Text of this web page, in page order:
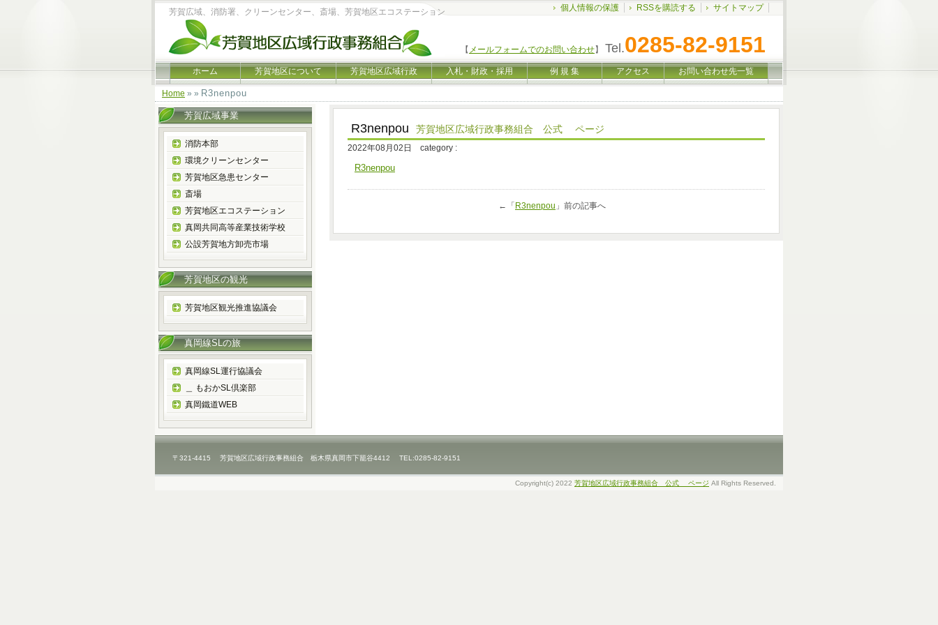
芳賀広域、消防署、クリーンセンター、斎場、芳賀地区エコステーション
【 メールフォームでのお問い合わせ】 Tel.0285-82-9151
個人情報の保護 RSSを購読する サイトマップ
ホーム 芳賀地区について 芳賀地区広域行政 入札・財政・採用 例 規 集 アクセス お問い合わせ先一覧
Home » » R3nenpou
R3nenpou 芳賀地区広域行政事務組合 公式 ページ
2022年08月02日 category :
R3nenpou
←「 R3nenpou 」前の記事へ
芳賀広域事業
消防本部
環境クリーンセンター
芳賀地区急患センター
斎場
芳賀地区エコステーション
真岡共同高等産業技術学校
公設芳賀地方卸売市場
芳賀地区の観光
芳賀地区観光推進協議会
真岡線SLの旅
真岡線SL運行協議会
＿ もおかSL倶楽部
真岡鐵道WEB
〒321-4415 芳賀地区広域行政事務組合 栃木県真岡市下籠谷4412 TEL:0285-82-9151
Copyright(c) 2022 芳賀地区広域行政事務組合 公式 ページ All Rights Reserved.